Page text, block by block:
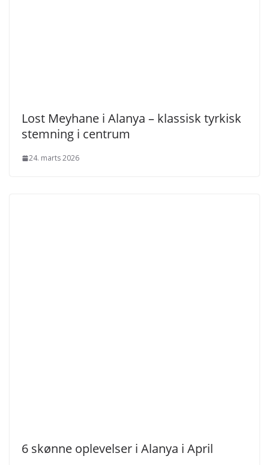
Lost Meyhane i Alanya – klassisk tyrkisk
stemning i centrum
24. marts 2026
6 skønne oplevelser i Alanya i April